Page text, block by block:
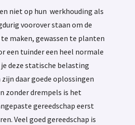
niet op hun werkhouding als
voorover staan om de
maken, gewassen te planten
een tuinder een heel normale
deze statische belasting
daar goede oplossingen
zonder drempels is het
gereedschap eerst
Veel goed gereedschap is